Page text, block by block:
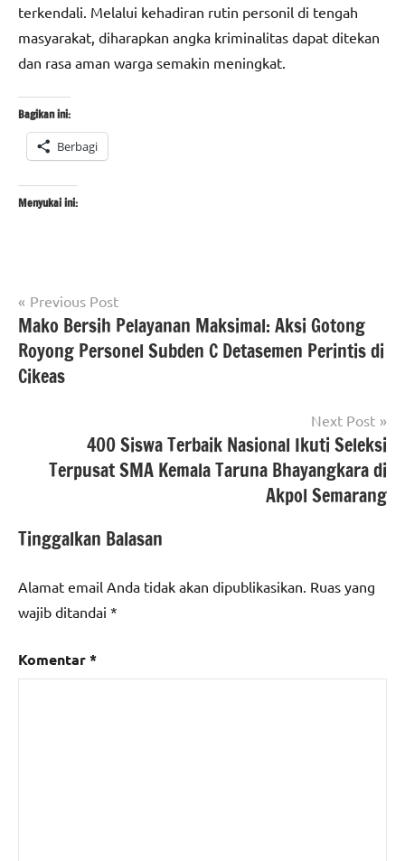
terkendali. Melalui kehadiran rutin personil di tengah
masyarakat, diharapkan angka kriminalitas dapat ditekan
dan rasa aman warga semakin meningkat.
Bagikan ini:
Berbagi
Menyukai ini:
Tagged
with
#berita
jakarta
#detasemen
#Korsabhara
#patroli
#Berita
jakarta
berita
nasional
Navigasi
pos
Previous Post
Mako Bersih Pelayanan Maksimal: Aksi Gotong
Royong Personel Subden C Detasemen Perintis di
Cikeas
Next Post
400 Siswa Terbaik Nasional Ikuti Seleksi
Terpusat SMA Kemala Taruna Bhayangkara di
Akpol Semarang
Tinggalkan Balasan
Alamat email Anda tidak akan dipublikasikan. Ruas yang
wajib ditandai *
Komentar*